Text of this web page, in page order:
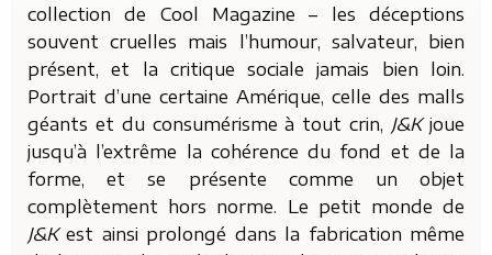
collection de Cool Magazine – les déceptions
souvent cruelles mais l’humour, salvateur, bien
présent, et la critique sociale jamais bien loin.
Portrait d’une certaine Amérique, celle des malls
géants et du consumérisme à tout crin, J&Kjoue
jusqu’à l’extrême la cohérence du fond et de la
forme, et se présente comme un objet
complètement hors norme. Le petit monde de
J&Kest ainsi prolongé dans la fabrication même